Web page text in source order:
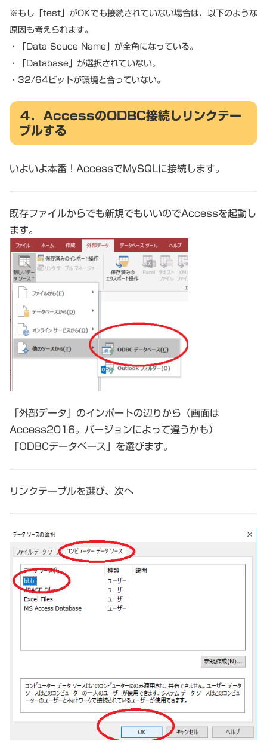
※もし「test」がOKでも接続されていない場合は、以下のような
原因も考えられます。
・「Data Souce Name」が全角になっている。
・「Database」が選択されていない。
・32/64ビットが環境と合っていない。
４．AccessのODBC接続しリンクテー
ブルする
いよいよ本番！AccessでMySQLに接続します。
既存ファイルからでも新規でもいいのでAccessを起動し
ます。
「外部データ」のインポートの辺りから（画面は
Access2016。バージョンによって違うかも）
「ODBCデータベース」を選びます。
リンクテーブルを選び、次へ